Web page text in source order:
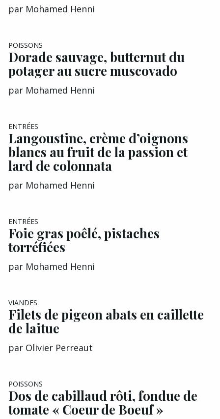
par Mohamed Henni
POISSONS
Dorade sauvage, butternut du
potager au sucre muscovado
par Mohamed Henni
ENTRÉES
Langoustine, crème d’oignons
blancs au fruit de la passion et
lard de colonnata
par Mohamed Henni
ENTRÉES
Foie gras poêlé, pistaches
torréfiées
par Mohamed Henni
VIANDES
Filets de pigeon abats en caillette
de laitue
par Olivier Perreaut
POISSONS
Dos de cabillaud rôti, fondue de
tomate « Coeur de Boeuf »